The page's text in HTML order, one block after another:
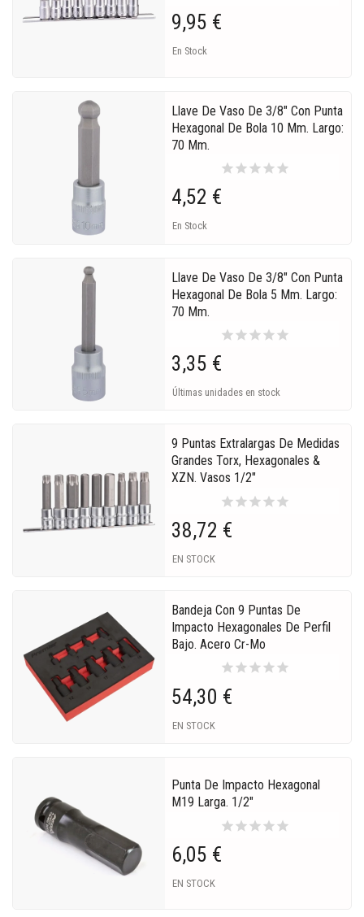
9,95 €
En Stock
Llave De Vaso De 3/8" Con Punta
Hexagonal De Bola 10 Mm. Largo:
70 Mm.
starstarstarstarstar
4,52 €
En Stock
Llave De Vaso De 3/8" Con Punta
Hexagonal De Bola 5 Mm. Largo:
70 Mm.
starstarstarstarstar
3,35 €
Últimas unidades en stock
9 Puntas Extralargas De Medidas
Grandes Torx, Hexagonales &
XZN. Vasos 1/2"
starstarstarstarstar
38,72 €
EN STOCK
Bandeja Con 9 Puntas De
Impacto Hexagonales De Perfil
Bajo. Acero Cr-Mo
starstarstarstarstar
54,30 €
EN STOCK
Punta De Impacto Hexagonal
M19 Larga. 1/2"
starstarstarstarstar
6,05 €
EN STOCK